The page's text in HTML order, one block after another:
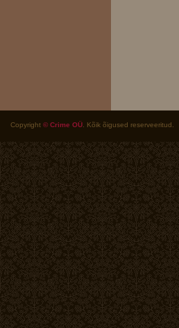
Copyright © Crime OÜ . Kõik õigused reserveeritud.